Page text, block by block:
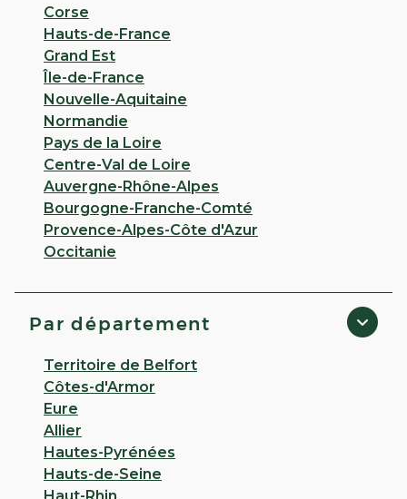
33 ROUTE DE BESLE, Centre Commercial Des 3
Rivières 44290 Guemene Penfao
Appeler
PLUS D'INFO
CHOISIR CETTE PHARMACIE
VOIR PLUS
Corse
Hauts-de-France
Grand Est
Île-de-France
Nouvelle-Aquitaine
Normandie
Pays de la Loire
Centre-Val de Loire
Auvergne-Rhône-Alpes
Bourgogne-Franche-Comté
Provence-Alpes-Côte d'Azur
Occitanie
Par département
Territoire de Belfort
Côtes-d'Armor
Eure
Allier
Hautes-Pyrénées
Hauts-de-Seine